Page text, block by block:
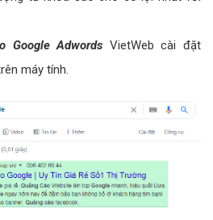
Google Adwords VietWeb cài đặt
máy tính.